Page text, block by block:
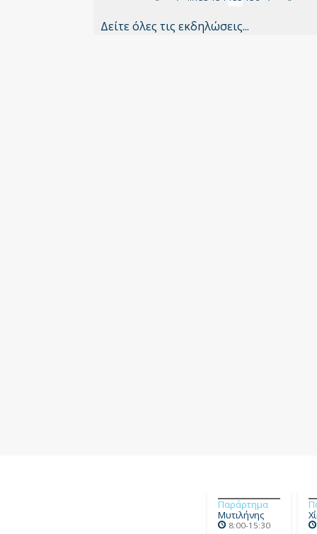
Δείτε όλες τις εκδηλώσεις...
Παράρτημα
Μυτιλήνης
8:00-15:30